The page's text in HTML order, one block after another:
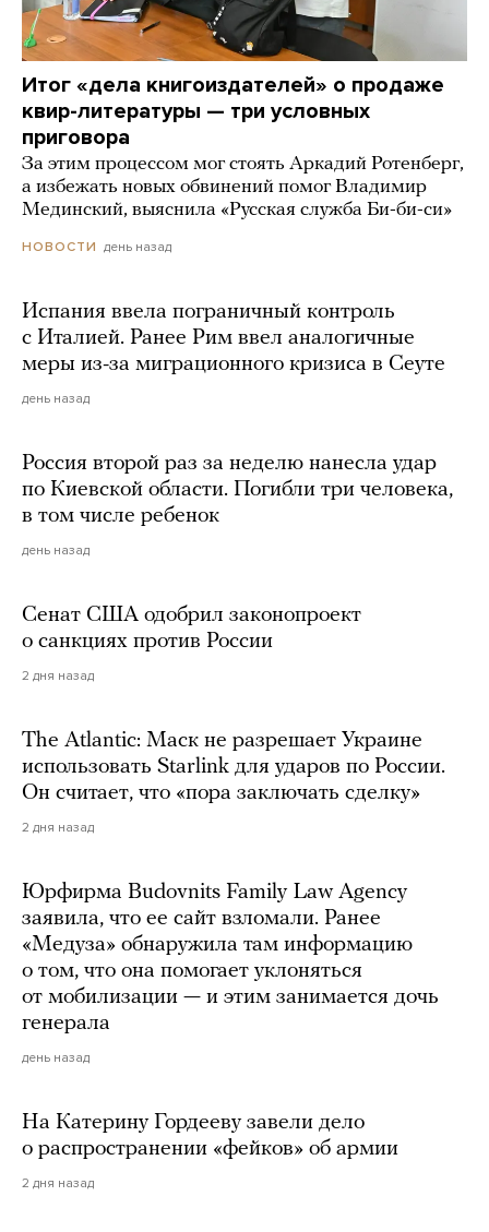
Итог «дела книгоиздателей» о продаже
квир-литературы — три условных
приговора
За этим процессом мог стоять Аркадий Ротенберг,
а избежать новых обвинений помог Владимир
Мединский, выяснила «Русская служба Би-би-си»
НОВОСТИ день назад
Испания ввела пограничный контроль
с Италией. Ранее Рим ввел аналогичные
меры из-за миграционного кризиса в Сеуте
день назад
Россия второй раз за неделю нанесла удар
по Киевской области. Погибли три человека,
в том числе ребенок
день назад
Сенат США одобрил законопроект
о санкциях против России
2 дня назад
The Atlantic: Маск не разрешает Украине
использовать Starlink для ударов по России.
Он считает, что «пора заключать сделку»
2 дня назад
Юрфирма Budovnits Family Law Agency
заявила, что ее сайт взломали. Ранее
«Медуза» обнаружила там информацию
о том, что она помогает уклоняться
от мобилизации — и этим занимается дочь
генерала
день назад
На Катерину Гордееву завели дело
о распространении «фейков» об армии
2 дня назад